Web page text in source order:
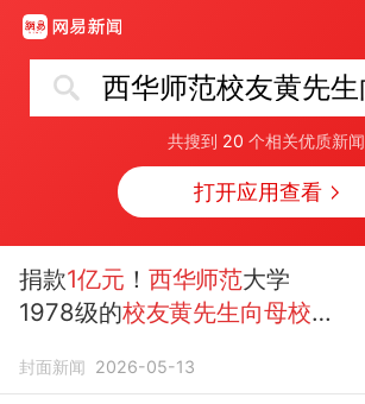
共搜到 20 个相关优质新闻
打开应用查看
捐款1亿元 ！ 西华师范大学
1978级的校友黄先生向母校捐
#精选主播说
封面新闻 2026-05-13